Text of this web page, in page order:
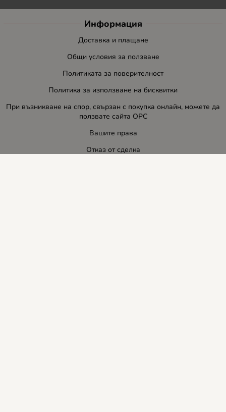
Информация
Доставка и плащане
Общи условия за ползване
Политиката за поверителност
Политика за използване на бисквитки
При възникване на спор, свързан с покупка онлайн, можете да
ползвате сайта ОРС
Вашите права
Отказ от сделка